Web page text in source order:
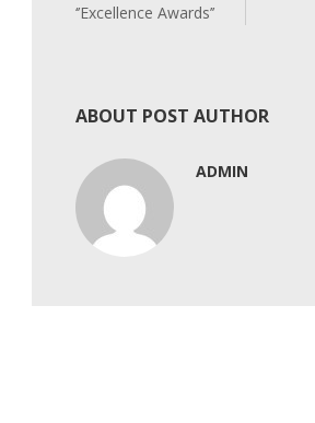
‘’Excellence Awards’’
ABOUT POST AUTHOR
ADMIN